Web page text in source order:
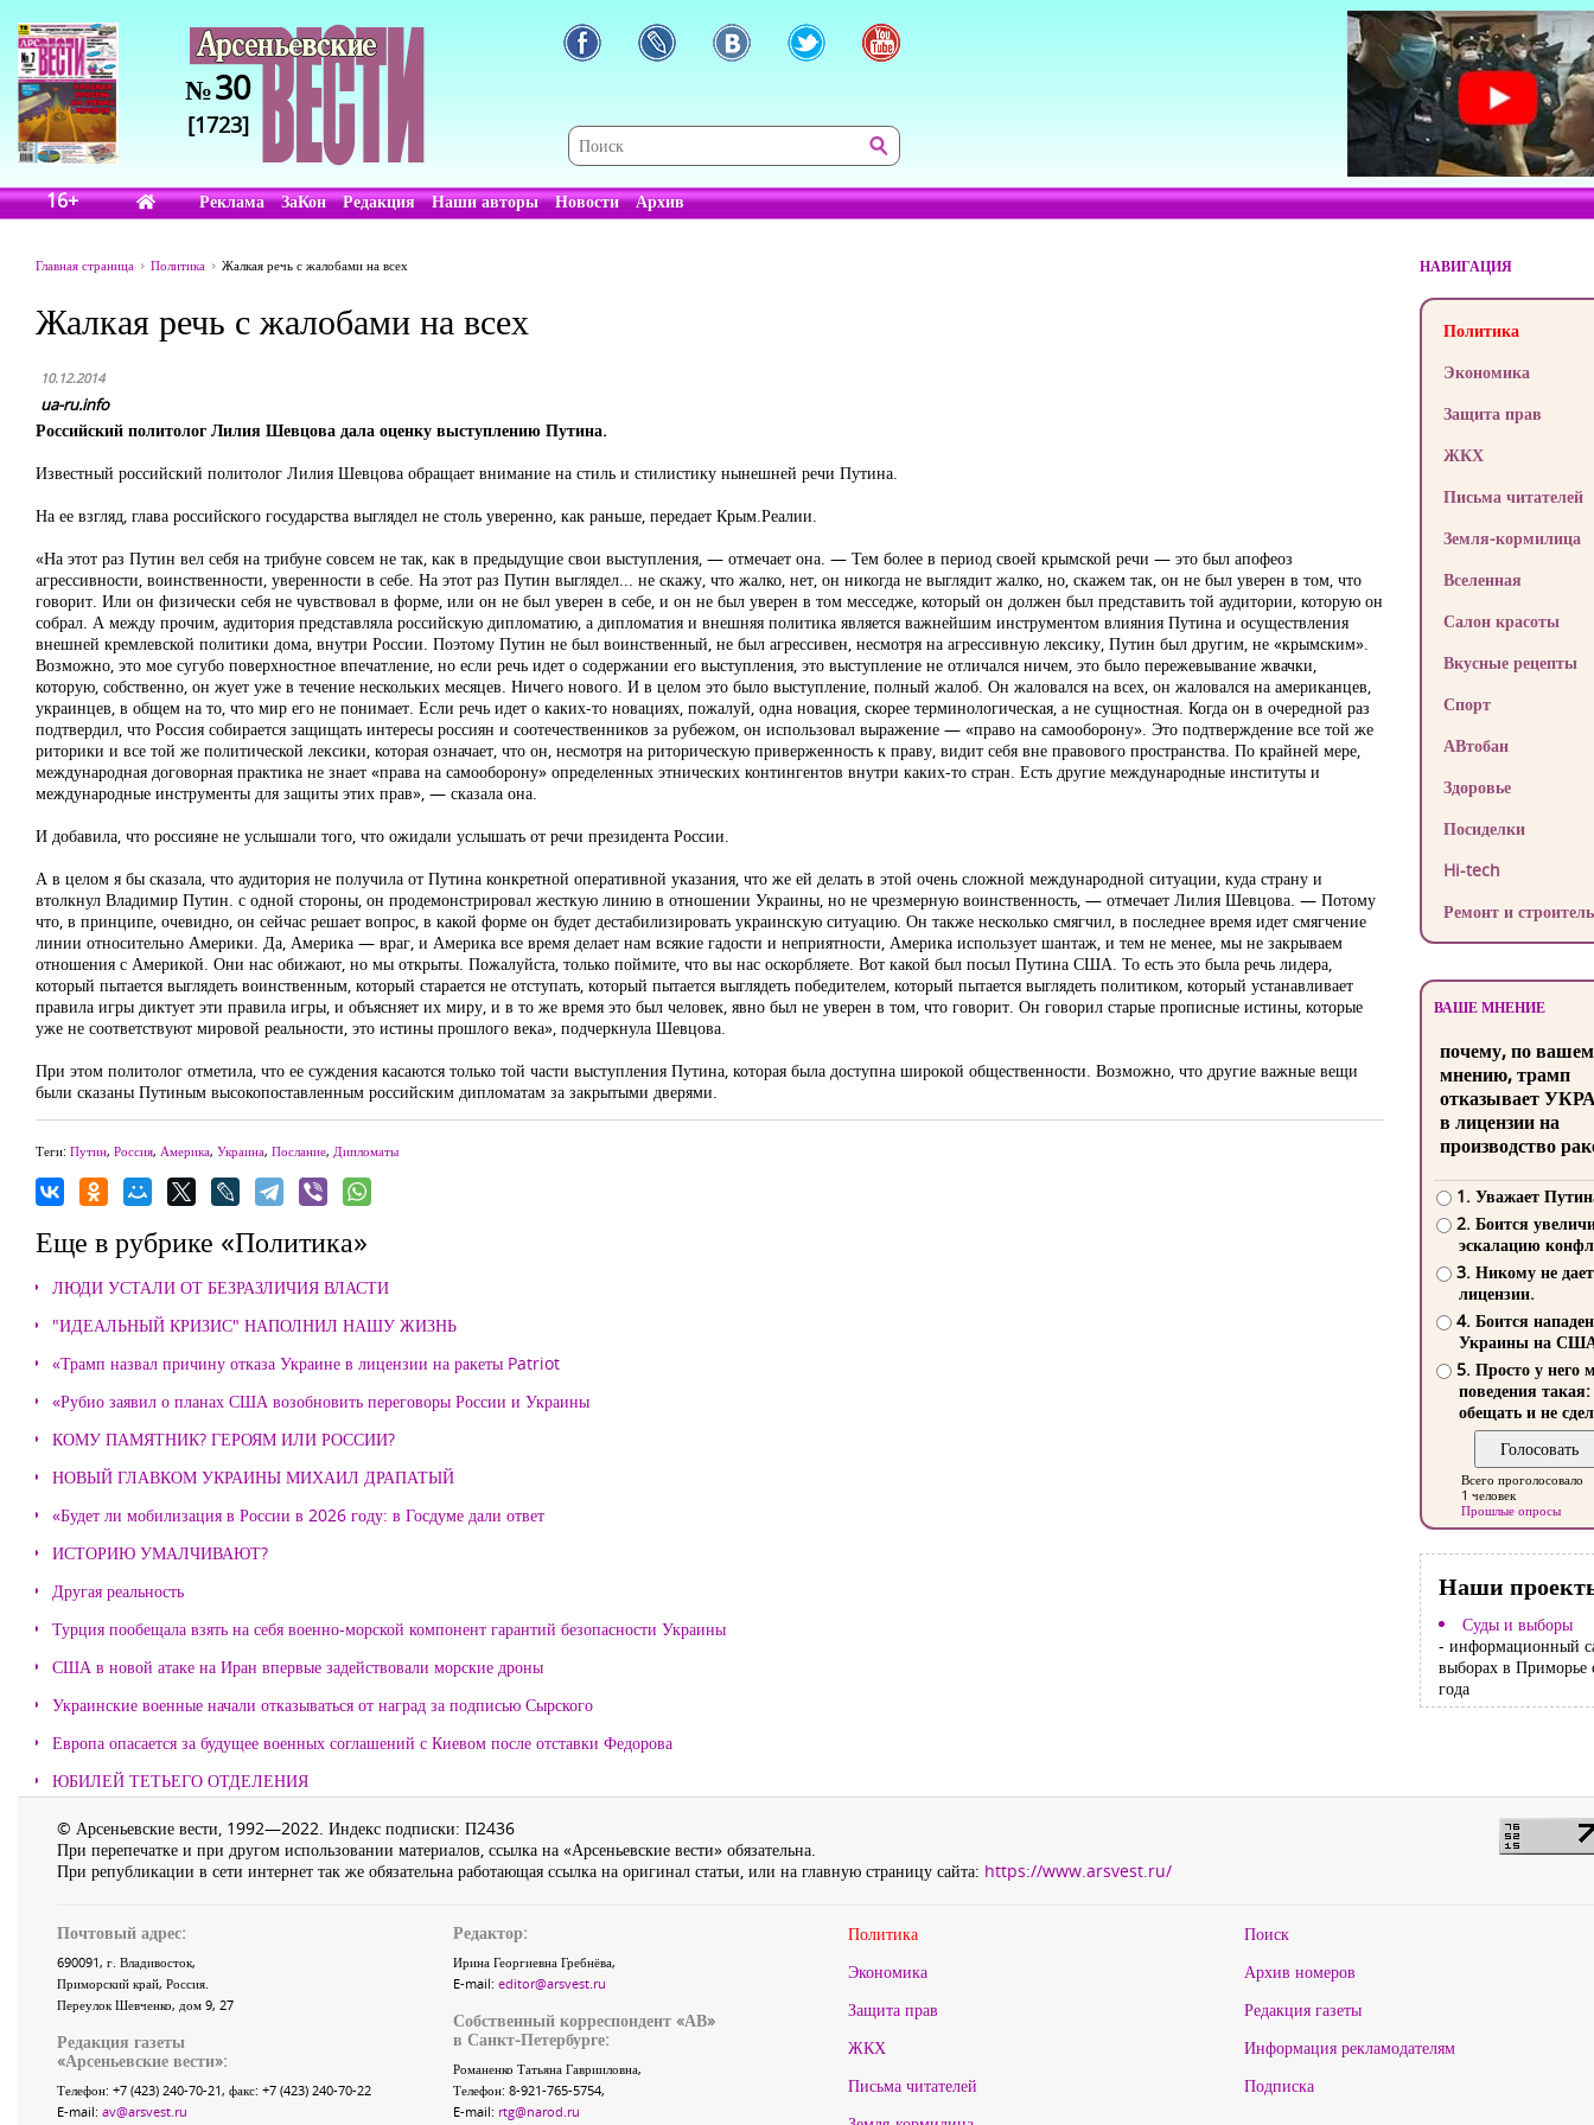
№30
[1723]
16+ Реклама ЗаКон Редакция Наши авторы Новости Архив
Главная страница Политика Жалкая речь с жалобами на всех
Жалкая речь с жалобами на всех
10.12.2014
ua-ru.info
Российский политолог Лилия Шевцова дала оценку выступлению Путина.
Известный российский политолог Лилия Шевцова обращает внимание на стиль и стилистику нынешней речи Путина.
На ее взгляд, глава российского государства выглядел не столь уверенно, как раньше, передает Крым.Реалии.
«На этот раз Путин вел себя на трибуне совсем не так, как в предыдущие свои выступления, — отмечает она. — Тем более в период своей крымской речи — это был апофеоз
агрессивности, воинственности, уверенности в себе. На этот раз Путин выглядел... не скажу, что жалко, нет, он никогда не выглядит жалко, но, скажем так, он не был уверен в том, что
говорит. Или он физически себя не чувствовал в форме, или он не был уверен в себе, и он не был уверен в том месседже, который он должен был представить той аудитории, которую он
собрал. А между прочим, аудитория представляла российскую дипломатию, а дипломатия и внешняя политика является важнейшим инструментом влияния Путина и осуществления
внешней кремлевской политики дома, внутри России. Поэтому Путин не был воинственный, не был агрессивен, несмотря на агрессивную лексику, Путин был другим, не «крымским».
Возможно, это мое сугубо поверхностное впечатление, но если речь идет о содержании его выступления, это выступление не отличался ничем, это было пережевывание жвачки,
которую, собственно, он жует уже в течение нескольких месяцев. Ничего нового. И в целом это было выступление, полный жалоб. Он жаловался на всех, он жаловался на американцев,
украинцев, в общем на то, что мир его не понимает. Если речь идет о каких-то новациях, пожалуй, одна новация, скорее терминологическая, а не сущностная. Когда он в очередной раз
подтвердил, что Россия собирается защищать интересы россиян и соотечественников за рубежом, он использовал выражение — «право на самооборону». Это подтверждение все той же
риторики и все той же политической лексики, которая означает, что он, несмотря на риторическую приверженность к праву, видит себя вне правового пространства. По крайней мере,
международная договорная практика не знает «права на самооборону» определенных этнических контингентов внутри каких-то стран. Есть другие международные институты и
международные инструменты для защиты этих прав», — сказала она.
И добавила, что россияне не услышали того, что ожидали услышать от речи президента России.
А в целом я бы сказала, что аудитория не получила от Путина конкретной оперативной указания, что же ей делать в этой очень сложной международной ситуации, куда страну и
втолкнул Владимир Путин. с одной стороны, он продемонстрировал жесткую линию в отношении Украины, но не чрезмерную воинственность, — отмечает Лилия Шевцова. — Потому
что, в принципе, очевидно, он сейчас решает вопрос, в какой форме он будет дестабилизировать украинскую ситуацию. Он также несколько смягчил, в последнее время идет смягчение
линии относительно Америки. Да, Америка — враг, и Америка все время делает нам всякие гадости и неприятности, Америка использует шантаж, и тем не менее, мы не закрываем
отношения с Америкой. Они нас обижают, но мы открыты. Пожалуйста, только поймите, что вы нас оскорбляете. Вот какой был посыл Путина США. То есть это была речь лидера,
который пытается выглядеть воинственным, который старается не отступать, который пытается выглядеть победителем, который пытается выглядеть политиком, который устанавливает
правила игры диктует эти правила игры, и объясняет их миру, и в то же время это был человек, явно был не уверен в том, что говорит. Он говорил старые прописные истины, которые
уже не соответствуют мировой реальности, это истины прошлого века», подчеркнула Шевцова.
При этом политолог отметила, что ее суждения касаются только той части выступления Путина, которая была доступна широкой общественности. Возможно, что другие важные вещи
были сказаны Путиным высокопоставленным российским дипломатам за закрытыми дверями.
Теги: Путин, Россия, Америка, Украина, Послание, Дипломаты
Еще в рубрике «Политика»
ЛЮДИ УСТАЛИ ОТ БЕЗРАЗЛИЧИЯ ВЛАСТИ
"ИДЕАЛЬНЫЙ КРИЗИС" НАПОЛНИЛ НАШУ ЖИЗНЬ
«Трамп назвал причину отказа Украине в лицензии на ракеты Patriot
«Рубио заявил о планах США возобновить переговоры России и Украины
КОМУ ПАМЯТНИК? ГЕРОЯМ ИЛИ РОССИИ?
НОВЫЙ ГЛАВКОМ УКРАИНЫ МИХАИЛ ДРАПАТЫЙ
«Будет ли мобилизация в России в 2026 году: в Госдуме дали ответ
ИСТОРИЮ УМАЛЧИВАЮТ?
Другая реальность
Турция пообещала взять на себя военно-морской компонент гарантий безопасности Украины
США в новой атаке на Иран впервые задействовали морские дроны
Украинские военные начали отказываться от наград за подписью Сырского
Европа опасается за будущее военных соглашений с Киевом после отставки Федорова
ЮБИЛЕЙ ТЕТЬЕГО ОТДЕЛЕНИЯ
НАВИГАЦИЯ
Политика
Экономика
Защита прав
ЖКХ
Письма читателей
Земля-кормилица
Вселенная
Салон красоты
Вкусные рецепты
Спорт
АВтобан
Здоровье
Посиделки
Hi-tech
Ремонт и
ВАШЕ МНЕНИЕ
почему, по
мнению, трамп
отказывает
в лицензии на
производство
1. Уважает
2. Боится
эскалацию
3. Никому не
лицензии.
4. Боится
Украины на
5. Просто у него
поведения такая:
обещать и не
Всего проголосовало
1 человек
Прошлые опросы
Наши
Суды и выборы
- информационный
выборах в Приморье
года
© Арсеньевские вести, 1992—2022. Индекс подписки: П2436
При перепечатке и при другом использовании материалов, ссылка на «Арсеньевские вести» обязательна.
При републикации в сети интернет так же обязательна работающая ссылка на оригинал статьи, или на главную страницу сайта: https://www.arsvest.ru/
Почтовый адрес:
690091, г. Владивосток,
Приморский край, Россия.
Переулок Шевченко, дом 9, 27
Редакция газеты
«Арсеньевские вести»:
Телефон: +7 (423) 240-70-21, факс: +7 (423) 240-70-22
E-mail: av@arsvest.ru
Редактор:
Ирина Георгиевна Гребнёва,
E-mail: editor@arsvest.ru
Собственный корреспондент «АВ»
в Санкт-Петербурге:
Романенко Татьяна Гаврииловна,
Телефон: 8-921-765-5754,
E-mail: rtg@narod.ru
Политика
Экономика
Защита прав
ЖКХ
Письма читателей
Поиск
Архив номеров
Редакция газеты
Информация рекламодателям
Подписка